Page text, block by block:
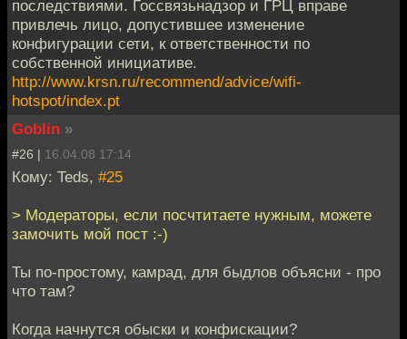
последствиями. Госсвязьнадзор и ГРЦ вправе
привлечь лицо, допустившее изменение
конфигурации сети, к ответственности по
собственной инициативе.
http://www.krsn.ru/recommend/advice/wifi-
hotspot/index.pt
Goblin »
#26 | 16.04.08 17:14
Кому: Teds, #25
> Модераторы, если посчтитаете нужным, можете
замочить мой пост :-)
Ты по-простому, камрад, для быдлов объясни - про
что там?
Когда начнутся обыски и конфискации?